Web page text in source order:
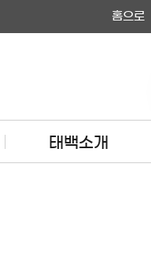
홈으로
태백소개